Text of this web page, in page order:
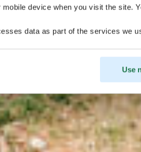
mobile device when you visit the site.
data as part of the services we
Use